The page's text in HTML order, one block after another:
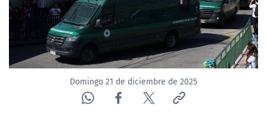
Domingo 21 de diciembre de 2025